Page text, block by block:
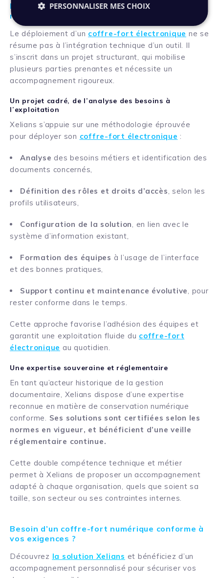
Mettre en œuvre un projet de coffre-fort
numérique avec Xelians
Le déploiement d’un coffre-fort électronique ne se
résume pas à l’intégration technique d’un outil. Il
s’inscrit dans un projet structurant, qui mobilise
plusieurs parties prenantes et nécessite un
accompagnement rigoureux.
Un projet cadré, de l’analyse des besoins à
l’exploitation
Xelians s’appuie sur une méthodologie éprouvée
pour déployer son coffre-fort électronique :
Analyse des besoins métiers et identification des
documents concernés,
Définition des rôles et droits d’accès, selon les
profils utilisateurs,
Configuration de la solution, en lien avec le
système d’information existant,
Formation des équipes à l’usage de l’interface
et des bonnes pratiques,
Support continu et maintenance évolutive, pour
rester conforme dans le temps.
Cette approche favorise l’adhésion des équipes et
garantit une exploitation fluide du coffre-fort
électronique au quotidien.
Une expertise souveraine et réglementaire
En tant qu’acteur historique de la gestion
documentaire, Xelians dispose d’une expertise
reconnue en matière de conservation numérique
conforme. Ses solutions sont certifiées selon les
normes en vigueur, et bénéficient d’une veille
réglementaire continue.
Cette double compétence technique et métier
permet à Xelians de proposer un accompagnement
adapté à chaque organisation, quels que soient sa
taille, son secteur ou ses contraintes internes.
Besoin d’un coffre-fort numérique conforme à
vos exigences ?
Découvrez la solution Xelians et bénéficiez d’un
accompagnement personnalisé pour sécuriser vos
PERSONNALISER MES CHOIX